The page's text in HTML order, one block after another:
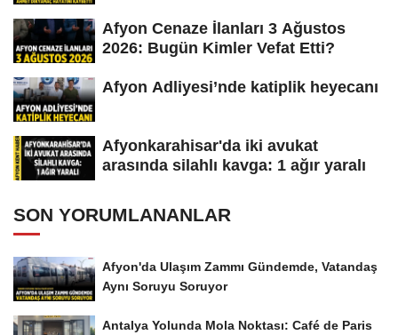
Afyon Cenaze İlanları 3 Ağustos
2026: Bugün Kimler Vefat Etti?
Afyon Adliyesi’nde katiplik heyecanı
Afyonkarahisar'da iki avukat
arasında silahlı kavga: 1 ağır yaralı
SON YORUMLANANLAR
Afyon'da Ulaşım Zammı Gündemde, Vatandaş
Aynı Soruyu Soruyor
Antalya Yolunda Mola Noktası: Café de Paris